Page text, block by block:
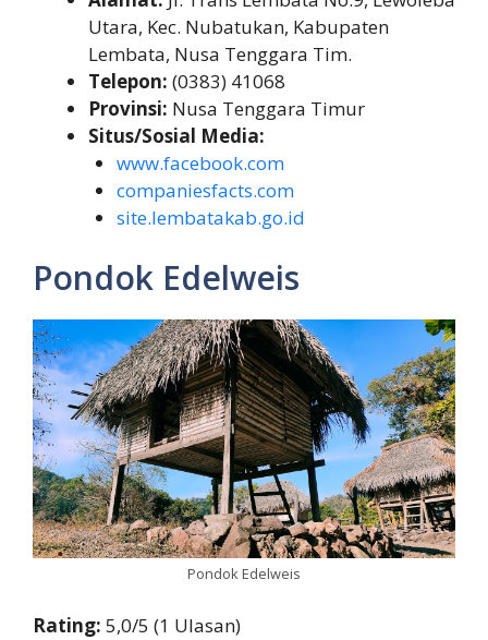
Utara, Kec. Nubatukan, Kabupaten
Lembata, Nusa Tenggara Tim.
Telepon: (0383) 41068
Provinsi: Nusa Tenggara Timur
Situs/Sosial Media:
www.facebook.com
companiesfacts.com
site.lembatakab.go.id
Pondok Edelweis
Pondok Edelweis
Rating: 5,0/5 (1 Ulasan)